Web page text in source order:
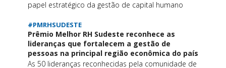
papel estratégico da gestão de capital humano
#PMRHSUDESTE
Prêmio Melhor RH Sudeste reconhece as
lideranças que fortalecem a gestão de
pessoas na principal região econômica do país
As 50 lideranças reconhecidas pela comunidade de